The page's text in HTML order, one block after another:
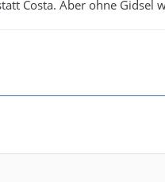
Costa. Aber ohne Gidsel